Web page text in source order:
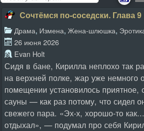
Сочтёмся по-соседски. Глава 9
Драма, Измена, Жена-шлюшка,
26 июня 2026
Evan Holt
Сидя в бане, Кирилла неплохо так
на верхней полке, жар уже немного
помещении установилось
сауны — как раз потому, что сидел
свежего пара. «Эх-х, хорошо-то
отдыхал», — подумал про себя